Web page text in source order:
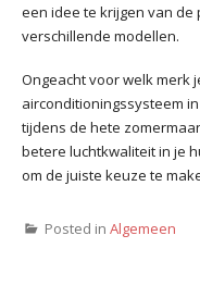
een idee te krijgen van
verschillende modellen.
Ongeacht voor welk merk
airconditioningssysteem
tijdens de hete
betere luchtkwaliteit in je
om de juiste keuze te
Posted in Algemeen